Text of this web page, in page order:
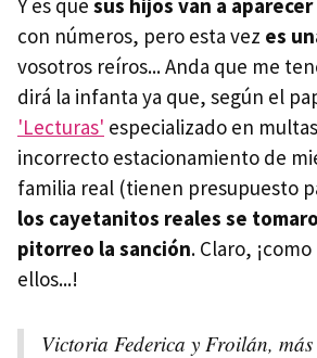
Y es que sus hijos van a
con números, pero esta vez es
vosotros reíros... Anda que me
dirá la infanta ya que, según el
'Lecturas' especializado en
incorrecto estacionamiento de
familia real (tienen presupuesto
los cayetanitos reales se
pitorreo la sanción. Claro,
ellos...!
Victoria Federica y Froilán,